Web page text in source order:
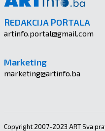
REDAKCIJA PORTALA
artinfo.portal@gmail.com
Marketing
marketing@artinfo.ba
Copyright 2007-2023 ART Sva